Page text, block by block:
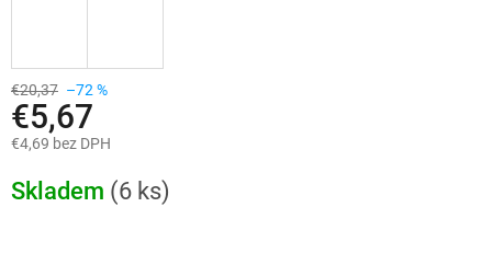
€20,37 –72 %
€5,67
€4,69 bez DPH
cena:
Skladem (6 ks)